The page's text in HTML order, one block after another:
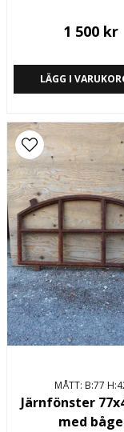
1 500 kr
LÄGG I
MÅTT: B:77
Järnfönster
med båge